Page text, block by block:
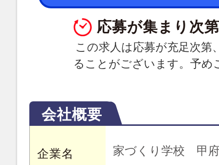
応募が集まり次
この求人は応募が充足次第
ることがございます。予め
会社概要
企業名 家づくり学校 甲